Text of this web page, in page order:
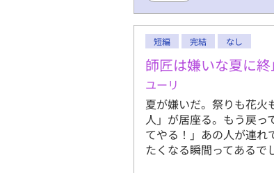
室・テント・滝つぼ・観
による緊張感、使命と愛
和解と真の愛の確認。
という革新的な組み合
構成。森林という舞台を
よる複雑な心理描写。大
短編 完結 なし
師匠は嫌いな夏に
ユーリ
夏が嫌いだ。祭りも花
人」が居座る。もう戻っ
てやる！」あの人が連
たくなる瞬間ってあるで